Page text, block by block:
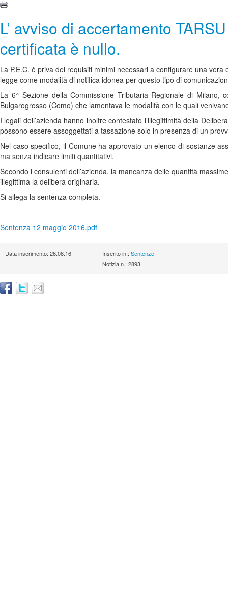
L’ avviso di accertamento
certificata è nullo.
La P.E.C. è priva dei requisiti minimi necessari a configurare una
legge come modalità di notifica idonea per questo tipo di
La 6^ Sezione della Commissione Tributaria Regionale di
Bulgarogrosso (Como) che lamentava le modalità con le quali
I legali dell’azienda hanno inoltre contestato l’illegittimità della
possono essere assoggettati a tassazione solo in presenza di un
Nel caso specifico, il Comune ha approvato un elenco di sostanze
ma senza indicare limiti quantitativi.
Secondo i consulenti dell’azienda, la mancanza delle quantità
illegittima la delibera originaria.
Si allega la sentenza completa.
Sentenza 12 maggio 2016.pdf
Data inserimento: 26.08.16 Inserito in:: Sentenze
Notizia n.: 2893